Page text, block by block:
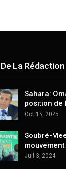
La Rédaction
Sahara:
position de
Oct 16, 2025
Soubré-
Juil 3, 2024